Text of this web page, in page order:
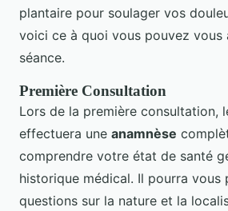
plantaire pour soulager vos
voici ce à quoi vous pouvez vous
séance.
Première Consultation
Lors de la première consultation,
effectuera une anamnèse
comprendre votre état de santé
historique médical. Il pourra vous
questions sur la nature et la